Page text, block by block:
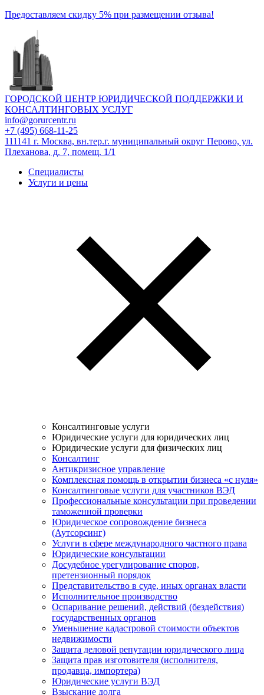
Предоставляем скидку 5% при размещении отзыва!
ГОРОДСКОЙ ЦЕНТР ЮРИДИЧЕСКОЙ ПОДДЕРЖКИ И
КОНСАЛТИНГОВЫХ УСЛУГ
info@gorurcentr.ru
+7 (495) 668-11-25
111141 г. Москва, вн.тер.г. муниципальный округ Перово, ул.
Плеханова, д. 7, помещ. 1/1
Специалисты
Услуги и цены
Консалтинговые услуги
Юридические услуги для юридических лиц
Юридические услуги для физических лиц
Консалтинг
Антикризисное управление
Комплексная помощь в открытии бизнеса «с нуля»
Консалтинговые услуги для участников ВЭД
Профессиональные консультации при проведении
таможенной проверки
Юридическое сопровождение бизнеса
(Аутсорсинг)
Услуги в сфере международного частного права
Юридические консультации
Досудебное урегулирование споров,
претензионный порядок
Представительство в суде, иных органах власти
Исполнительное производство
Оспаривание решений, действий (бездействия)
государственных органов
Уменьшение кадастровой стоимости объектов
недвижимости
Защита деловой репутации юридического лица
Защита прав изготовителя (исполнителя,
продавца, импортера)
Юридические услуги ВЭД
Взыскание долга